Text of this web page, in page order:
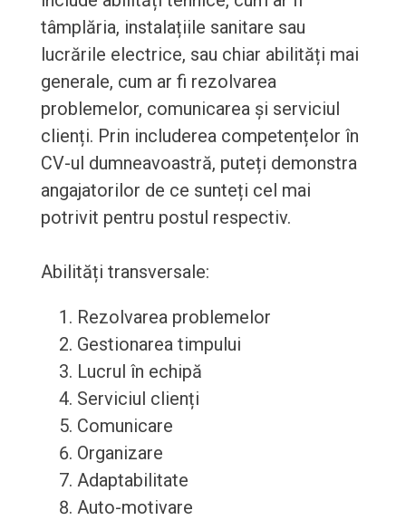
tâmplăria, instalațiile sanitare sau
lucrările electrice, sau chiar abilități mai
generale, cum ar fi rezolvarea
problemelor, comunicarea și serviciul
clienți. Prin includerea competențelor în
CV-ul dumneavoastră, puteți demonstra
angajatorilor de ce sunteți cel mai
potrivit pentru postul respectiv.
Abilități transversale:
Rezolvarea problemelor
Gestionarea timpului
Lucrul în echipă
Serviciul clienți
Comunicare
Organizare
Adaptabilitate
Auto-motivare